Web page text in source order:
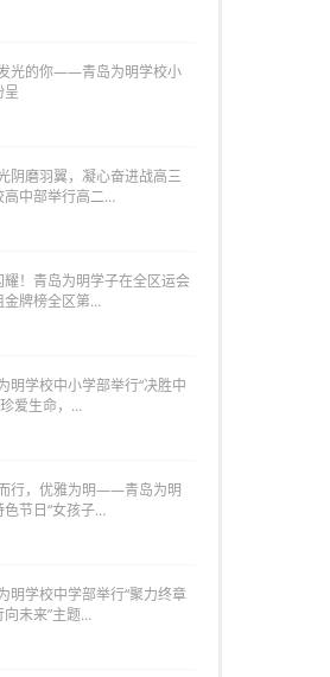
光的你——青岛为明学校小
呈
阴磨羽翼，凝心奋进战高三
中部举行高二…
耀！青岛为明学子在全区运会
金牌榜全区第…
明学校中小学部举行“决胜中
爱生命，…
行，优雅为明——青岛为明
节日“女孩子…
明学校中学部举行“聚力终章
未来”主题…